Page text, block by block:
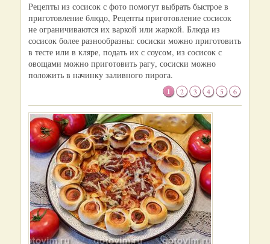
Рецепты из сосисок с фото помогут выбрать быстрое в
приготовление блюдо, Рецепты приготовление сосисок
не ограничиваются их варкой или жаркой. Блюда из
сосисок более разнообразны: сосиски можно приготовить
в тесте или в кляре, подать их с соусом, из сосисок с
овощами можно приготовить рагу, сосиски можно
положить в начинку заливного пирога.
1 2 3 4 5 6